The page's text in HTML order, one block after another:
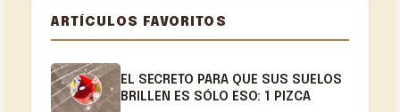
ARTÍCULOS FAVORITOS
EL SECRETO PARA QUE SUS SUELOS
BRILLEN ES SÓLO ESO: 1 PIZCA